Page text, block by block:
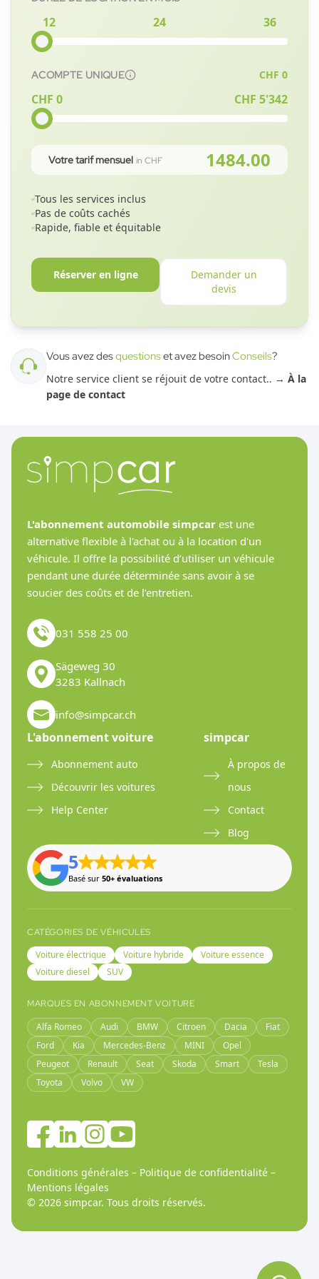
12 24 36
ACOMPTE UNIQUE CHF 0
CHF 0 CHF 5'342
Votre tarif mensuel in CHF 1484.00
Tous les services inclus
Pas de coûts cachés
Rapide, fiable et équitable
Réserver en ligne
Demander un
devis
Vous avez desquestionset avez besoinConseils?
Notre service client se réjouit de votre contact.. → À la
page de contact
L'abonnement automobile simpcar est une
alternative flexible à l'achat ou à la location d'un
véhicule. Il offre la possibilité d’utiliser un véhicule
pendant une durée déterminée sans avoir à se
soucier des coûts et de l’entretien.
031 558 25 00
Sägeweg 30
3283 Kallnach
info@simpcar.ch
L'abonnement voiture
Abonnement auto
Découvrir les voitures
Help Center
simpcar
À propos de
nous
Contact
Blog
5
Basé sur 50+ évaluations
CATÉGORIES DE VÉHICULES
Voiture électrique Voiture hybride
Voiture essence
Voiture diesel
SUV
MARQUES EN ABONNEMENT VOITURE
Alfa Romeo Audi BMW Citroen Dacia
Fiat
Ford
Kia Mercedes-Benz MINI
Opel
Peugeot
Renault Seat Skoda Smart
Tesla
Toyota
Volvo VW
Conditions générales – Politique de confidentialité –
Mentions légales
© 2026 simpcar. Tous droits réservés.